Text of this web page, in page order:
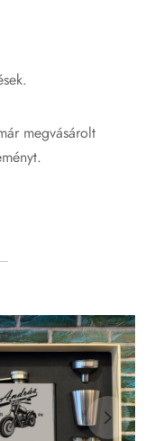
megvásárolt